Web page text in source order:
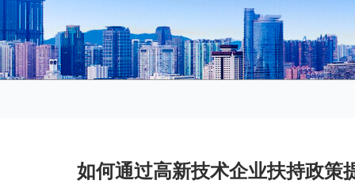
如何通过高新技术企业扶持政策